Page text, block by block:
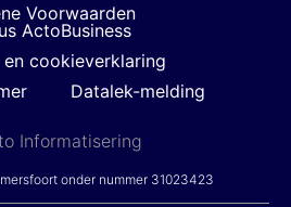
Voorwaarden
ActoBusiness
cookieverklaring
Datalek-melding
Informatisering
onder nummer 31023423